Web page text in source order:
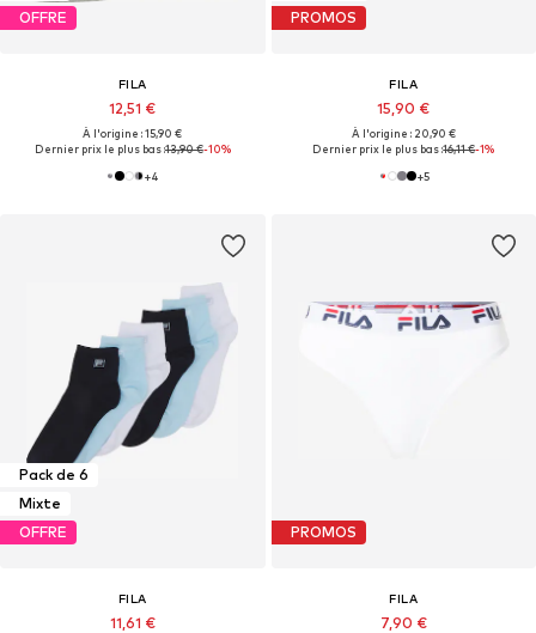
OFFRE
FILA
12,51 €
À l'origine : 15,90 €
Dernier prix le plus bas :13,90 €-10%
+4
PROMOS
FILA
15,90 €
À l'origine : 20,90 €
Dernier prix le plus bas :16,11 €-1%
+5
Pack de 6
Mixte
OFFRE
FILA
11,61 €
PROMOS
FILA
7,90 €